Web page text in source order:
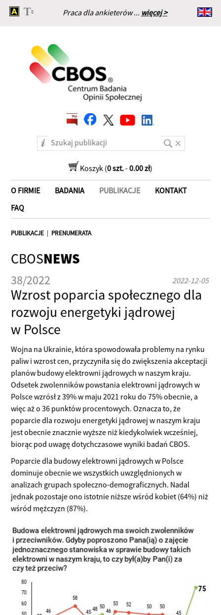
Praca dla ankieterów ... więcej >
Strona główna
Koszyk (0 szt.-0.00 zł)
O FIRMIE BADANIA PUBLIKACJE
KONTAKT
FAQ
PUBLIKACJE | PRENUMERATA
CBOSNEWS
38/2022 2022-12-05
Wzrost poparcia społecznego dla
rozwoju energetyki jądrowej
w Polsce
Wojna na Ukrainie, która spowodowała problemy na rynku
paliw i wzrost cen, przyczyniła się do zwiększenia akceptacji
planów budowy elektrowni jądrowych w naszym kraju.
Odsetek zwolenników powstania elektrowni jądrowych w
Polsce wzrósł z 39% w maju 2021 roku do 75% obecnie, a
więc aż o 36 punktów procentowych. Oznacza to, że
poparcie dla rozwoju energetyki jądrowej w naszym kraju
jest obecnie znacznie wyższe niż kiedykolwiek wcześniej,
biorąc pod uwagę dotychczasowe wyniki badań CBOS.
Poparcie dla budowy elektrowni jądrowych w Polsce
dominuje obecnie we wszystkich uwzględnionych w
analizach grupach społeczno-demograficznych. Nadal
jednak pozostaje ono istotnie niższe wśród kobiet (64%) niż
wśród mężczyzn (87%).